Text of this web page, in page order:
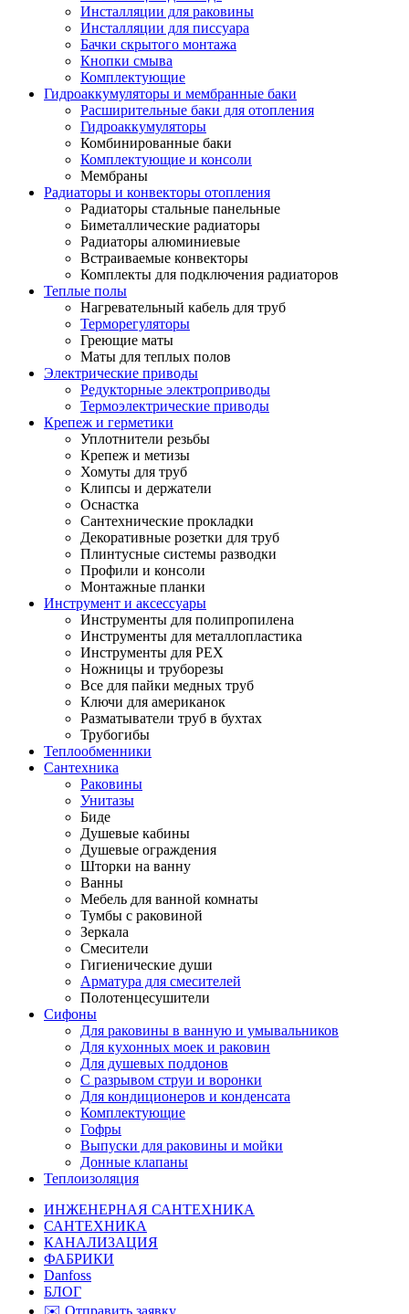
Инсталляции для раковины
Инсталляции для писсуара
Бачки скрытого монтажа
Кнопки смыва
Комплектующие
Гидроаккумуляторы и мембранные баки
Расширительные баки для отопления
Гидроаккумуляторы
Комбинированные баки
Комплектующие и консоли
Мембраны
Радиаторы и конвекторы отопления
Радиаторы стальные панельные
Биметаллические радиаторы
Радиаторы алюминиевые
Встраиваемые конвекторы
Комплекты для подключения радиаторов
Теплые полы
Нагревательный кабель для труб
Терморегуляторы
Греющие маты
Маты для теплых полов
Электрические приводы
Редукторные электроприводы
Термоэлектрические приводы
Крепеж и герметики
Уплотнители резьбы
Крепеж и метизы
Хомуты для труб
Клипсы и держатели
Оснастка
Сантехнические прокладки
Декоративные розетки для труб
Плинтусные системы разводки
Профили и консоли
Монтажные планки
Инструмент и аксессуары
Инструменты для полипропилена
Инструменты для металлопластика
Инструменты для PEX
Ножницы и труборезы
Все для пайки медных труб
Ключи для американок
Разматыватели труб в бухтах
Трубогибы
Теплообменники
Сантехника
Раковины
Унитазы
Биде
Душевые кабины
Душевые ограждения
Шторки на ванну
Ванны
Мебель для ванной комнаты
Тумбы с раковиной
Зеркала
Смесители
Гигиенические души
Арматура для смесителей
Полотенцесушители
Сифоны
Для раковины в ванную и умывальников
Для кухонных моек и раковин
Для душевых поддонов
С разрывом струи и воронки
Для кондиционеров и конденсата
Комплектующие
Гофры
Выпуски для раковины и мойки
Донные клапаны
Теплоизоляция
ИНЖЕНЕРНАЯ САНТЕХНИКА
САНТЕХНИКА
КАНАЛИЗАЦИЯ
ФАБРИКИ
Danfoss
БЛОГ
✉️ Отправить заявку